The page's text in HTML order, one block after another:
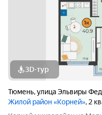
3D-тур
Тюмень,улица Эльвиры
Жилой район «Корней», 2